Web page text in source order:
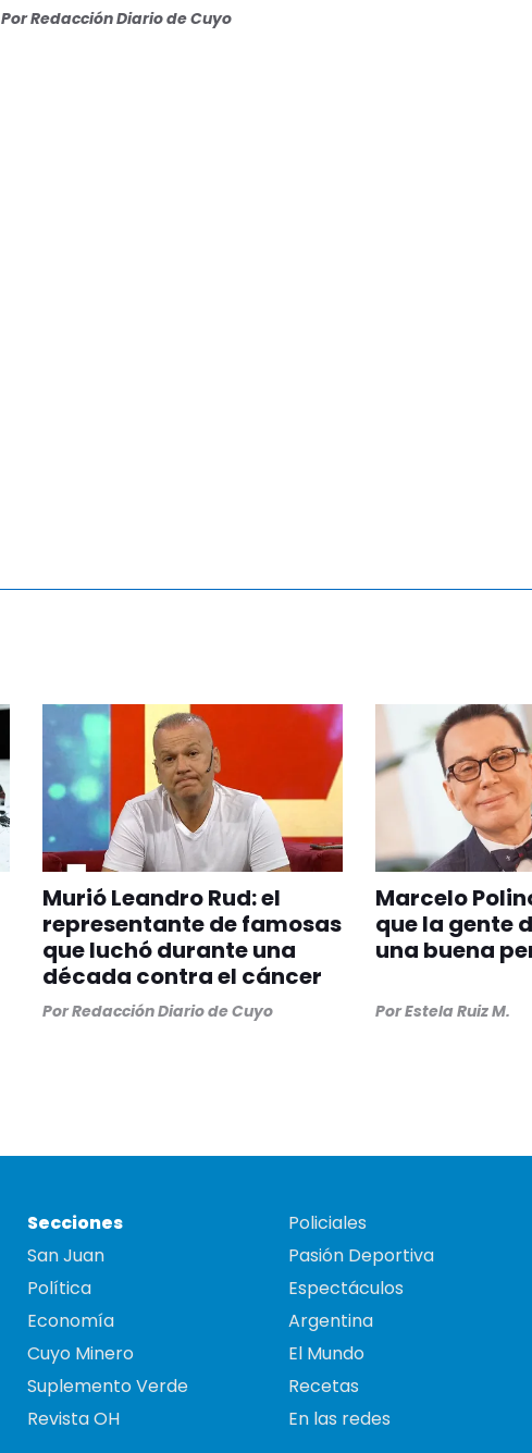
PorRedacción Diario de Cuyo
Murió Leandro Rud: el
representante de famosas
que luchó durante una
década contra el cáncer
PorRedacción Diario de Cuyo
Marcelo
que la gente
una buena
PorEstela Ruiz M.
Secciones
San Juan
Política
Economía
Cuyo Minero
Suplemento Verde
Revista OH
Policiales
Pasión Deportiva
Espectáculos
Argentina
El Mundo
Recetas
En las redes